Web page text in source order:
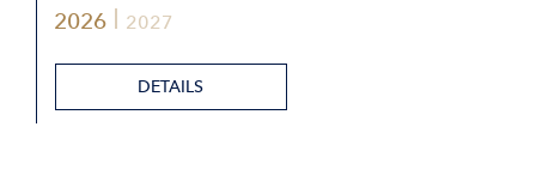
2026 2027
DETAILS